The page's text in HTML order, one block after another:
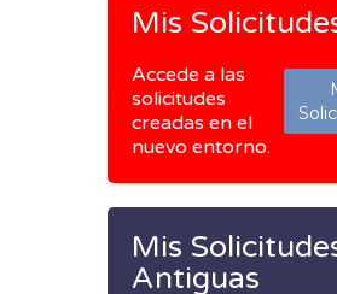
Mis
Accede a las
solicitudes
creadas en el
nuevo entorno.
Mis
Antiguas